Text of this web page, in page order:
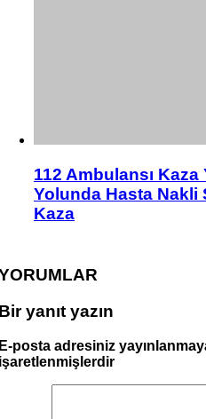
112 Ambulansı Kaza
Yolunda Hasta Nakli
Kaza
yanıt yazın
posta adresiniz